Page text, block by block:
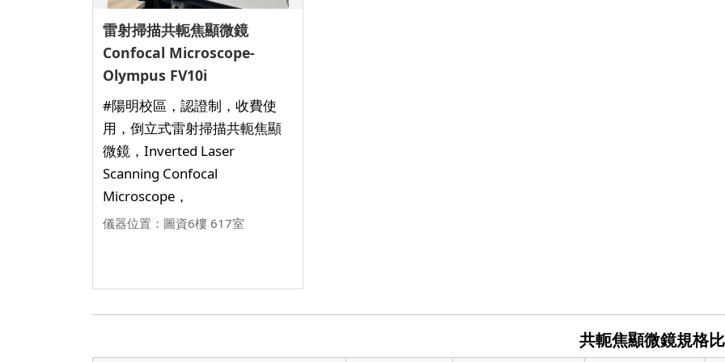
雷射掃描共軛焦顯微鏡
Confocal Microscope-
Olympus FV10i
#陽明校區，認證制，收費使
用，倒立式雷射掃描共軛焦顯
微鏡，Inverted Laser
Scanning Confocal
Microscope，
儀器位置：圖資6樓 617室
共軛焦顯微鏡規格